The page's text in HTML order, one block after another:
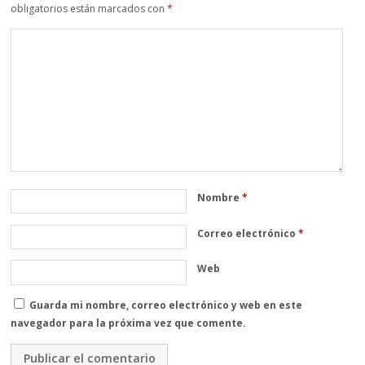
obligatorios están marcados con*
Nombre*
Correo electrónico*
Web
Guarda mi nombre, correo electrónico y web en este
navegador para la próxima vez que comente.